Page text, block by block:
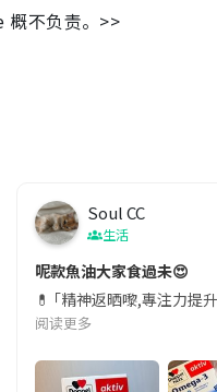
概不负责。>>
客日前在機場安檢時，
都要飲碗冬瓜湯消暑解渴！
Soul CC
生活
呢款魚油大家食過未😍
💊 ｢精神返晒嚟,專注力
阅读更多